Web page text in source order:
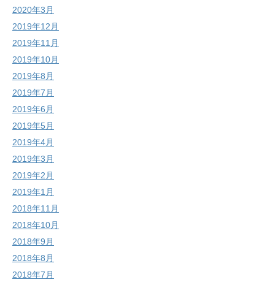
2020年3月
2019年12月
2019年11月
2019年10月
2019年8月
2019年7月
2019年6月
2019年5月
2019年4月
2019年3月
2019年2月
2019年1月
2018年11月
2018年10月
2018年9月
2018年8月
2018年7月